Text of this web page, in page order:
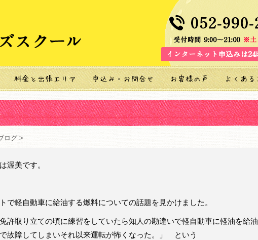
ログ >
渥美です。
で軽自動車に給油する燃料についての話題を見かけました。
許取り立ての頃に練習をしていたら知人の勘違いで軽自動車に軽油を給油
故障してしまいそれ以来運転が怖くなった。」 という